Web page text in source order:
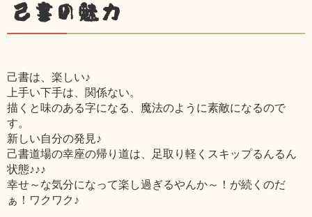
己書の魅力
己書は、楽しい♪
上手い下手は、関係ない。
描くと味のある字になる、魔法のように素敵になるので
す。
新しい自分の発見♪
己書道場の幸座の帰り道は、足取り軽くスキップるんるん
状態♪♪♪
幸せ～な気分になって楽し過ぎるやんか～！が続くのだ
ぁ！ワクワク♪